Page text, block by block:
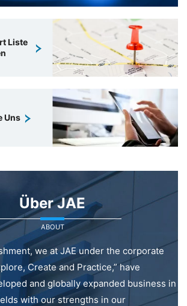
Liste
Uns
Über JAE
ABOUT
we at JAE under the corporate
Create and Practice,” have
and globally expanded business in
with our strengths in our